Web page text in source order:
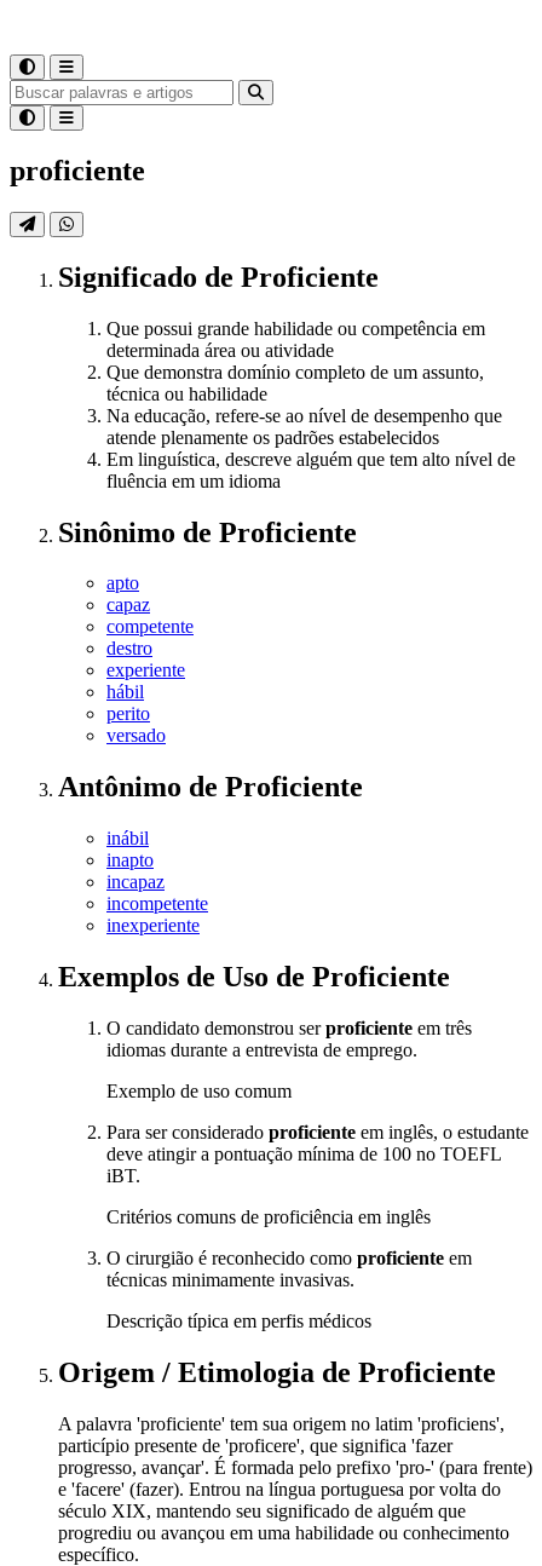
proficiente
Significado de Proficiente
Que possui grande habilidade ou competência em
determinada área ou atividade
Que demonstra domínio completo de um assunto,
técnica ou habilidade
Na educação, refere-se ao nível de desempenho que
atende plenamente os padrões estabelecidos
Em linguística, descreve alguém que tem alto nível de
fluência em um idioma
Sinônimo de Proficiente
apto
capaz
competente
destro
experiente
hábil
perito
versado
Antônimo de Proficiente
inábil
inapto
incapaz
incompetente
inexperiente
Exemplos de Uso de Proficiente
O candidato demonstrou serproficiente em três
idiomas durante a entrevista de emprego.
Exemplo de uso comum
Para ser considerado proficiente em inglês, o estudante
deve atingir a pontuação mínima de 100 no TOEFL
iBT.
Critérios comuns de proficiência em inglês
O cirurgião é reconhecido como proficiente em
técnicas minimamente invasivas.
Descrição típica em perfis médicos
Origem / Etimologia de Proficiente
A palavra 'proficiente' tem sua origem no latim 'proficiens',
particípio presente de 'proficere', que significa 'fazer
progresso, avançar'. É formada pelo prefixo 'pro-' (para frente)
e 'facere' (fazer). Entrou na língua portuguesa por volta do
século XIX, mantendo seu significado de alguém que
progrediu ou avançou em uma habilidade ou conhecimento
específico.